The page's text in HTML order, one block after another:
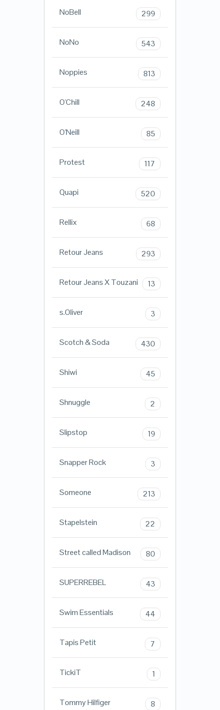
NoBell 299
NoNo 543
Noppies 813
O'Chill 248
O'Neill 85
Protest 117
Quapi 520
Rellix 68
Retour Jeans 293
Retour Jeans X Touzani 13
s.Oliver 3
Scotch & Soda 430
Shiwi 45
Shnuggle 2
Slipstop 19
Snapper Rock 3
Someone 213
Stapelstein 22
Street called Madison 80
SUPERREBEL 43
Swim Essentials 44
Tapis Petit 7
TickiT 1
Tommy Hilfiger 8